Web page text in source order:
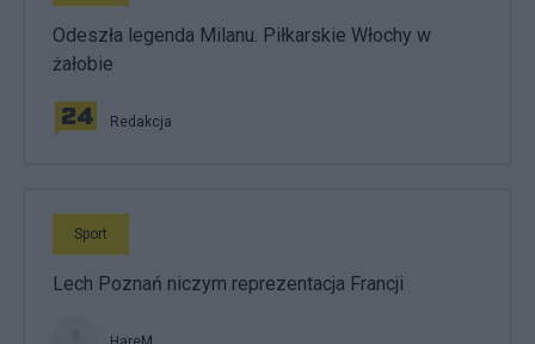
Odeszła legenda Milanu. Piłkarskie Włochy w
żałobie
Redakcja
Sport
Lech Poznań niczym reprezentacja Francji